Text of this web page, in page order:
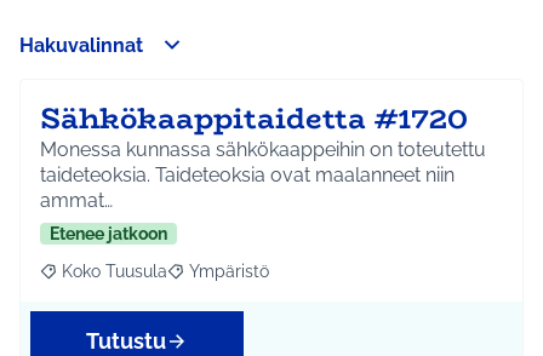
Hakuvalinnat
Sähkökaappitaidetta #1720
Monessa kunnassa sähkökaappeihin on toteutettu
taideteoksia. Taideteoksia ovat maalanneet niin
ammat…
Etenee jatkoon
Rajaa tulokset aihepiirin mukaan: Koko Tuusula
Koko Tuusula Rajaa tulokset teeman mukaan: Ympäristö
Ympäristö
Tutustu